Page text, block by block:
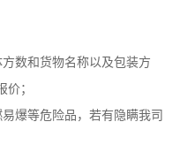
数和货物名称以及包装方
；
爆等危险品，若有隐瞒我司